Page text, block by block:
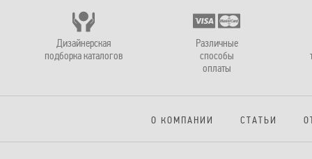
Дизайнерская
подборка каталогов
Различные
способы
оплаты
О КОМПАНИИ СТАТЬИ